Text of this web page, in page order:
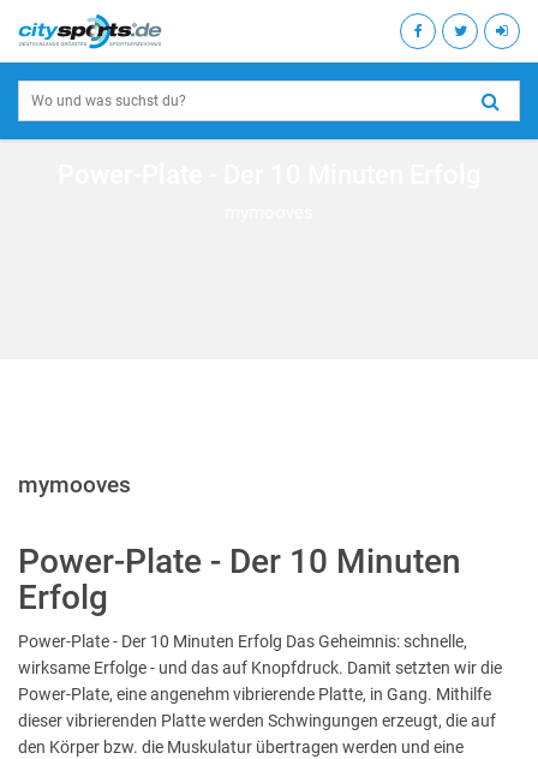
mymooves
Power-Plate - Der 10 Minuten
Erfolg
Power-Plate - Der 10 Minuten Erfolg Das Geheimnis: schnelle,
wirksame Erfolge - und das auf Knopfdruck. Damit setzten wir die
Power-Plate, eine angenehm vibrierende Platte, in Gang. Mithilfe
dieser vibrierenden Platte werden Schwingungen erzeugt, die auf
den Körper bzw. die Muskulatur übertragen werden und eine